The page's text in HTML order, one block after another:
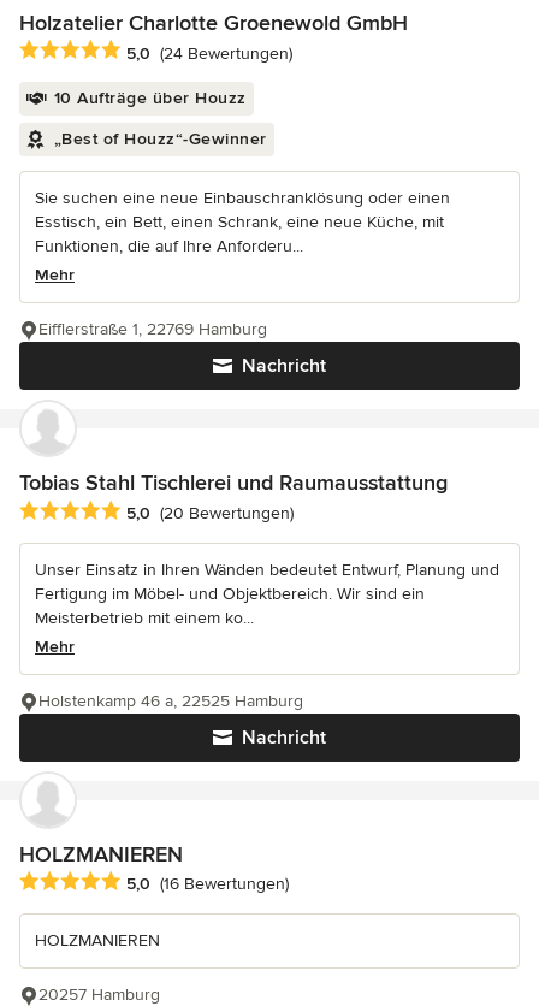
Holzatelier Charlotte Groenewold GmbH
Durchschnittliche Bewertung: 5 von 5 Sternen
5,0 (24 Bewertungen)
10 Aufträge über Houzz
„Best of Houzz“-Gewinner
Sie suchen eine neue Einbauschranklösung oder einen
Esstisch, ein Bett, einen Schrank, eine neue Küche, mit
Funktionen, die auf Ihre Anforderu...
Mehr
Nachricht
Eifflerstraße 1, 22769 Hamburg
Tobias Stahl Tischlerei und Raumausstattung
Durchschnittliche Bewertung: 5 von 5 Sternen
5,0 (20 Bewertungen)
Unser Einsatz in Ihren Wänden bedeutet Entwurf, Planung und
Fertigung im Möbel- und Objektbereich. Wir sind ein
Meisterbetrieb mit einem ko...
Mehr
Nachricht
Holstenkamp 46 a, 22525 Hamburg
HOLZMANIEREN
Durchschnittliche Bewertung: 5 von 5 Sternen
5,0 (16 Bewertungen)
HOLZMANIEREN
20257 Hamburg